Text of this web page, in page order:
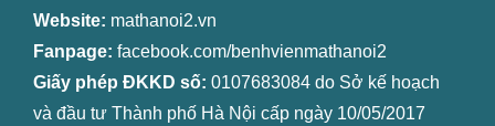
Website: mathanoi2.vn
Fanpage: facebook.com/benhvienmathanoi2
Giấy phép ĐKKD số: 0107683084 do Sở kế hoạch
và đầu tư Thành phố Hà Nội cấp ngày 10/05/2017